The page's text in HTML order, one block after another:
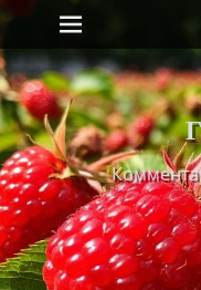
Skip
content
Primary Menu